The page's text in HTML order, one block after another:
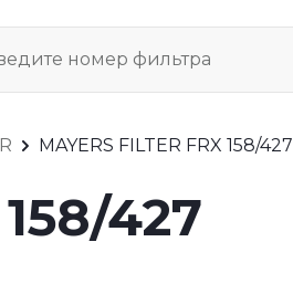
MAYERS FILTER FRX 158/427
427